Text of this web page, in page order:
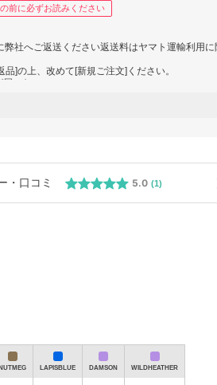
前に必ずお読みください
社へご返送ください返送料はヤマト運輸利用に
]の上、改めて[新規ご注文]ください。
いた
換不可】と記載している商品
ェア/スイムウェア/ヘアアクセサリー】※衛生面
り寄せ/予約販売品】等
状態)で返送された場合など
・口コミ 5.0 (1)
LAPISBLUE DAMSON WILDHEATHER